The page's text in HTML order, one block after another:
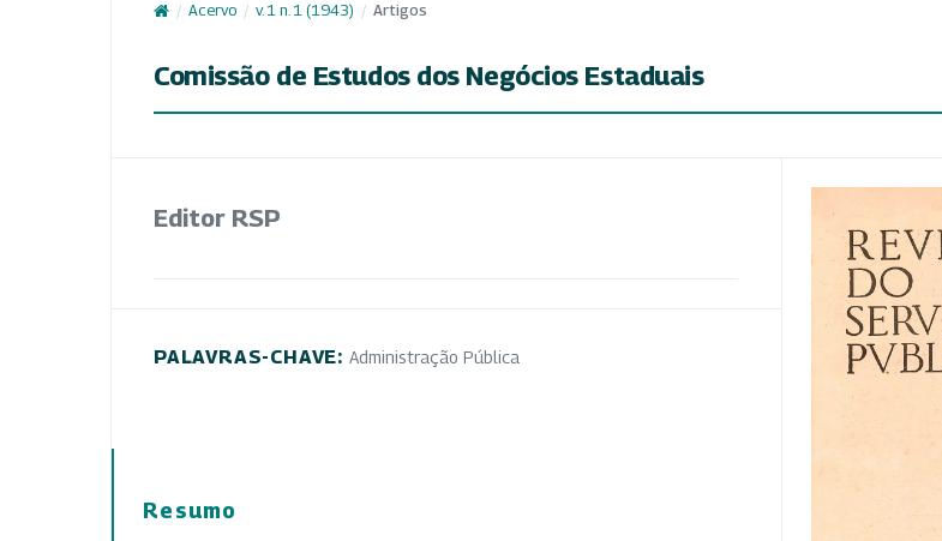
/ Acervo / v. 1 n. 1 (1943) / Artigos
Comissão de Estudos dos Negócios Estaduais
Editor RSP
PALAVRAS-CHAVE: Administração Pública
Resumo